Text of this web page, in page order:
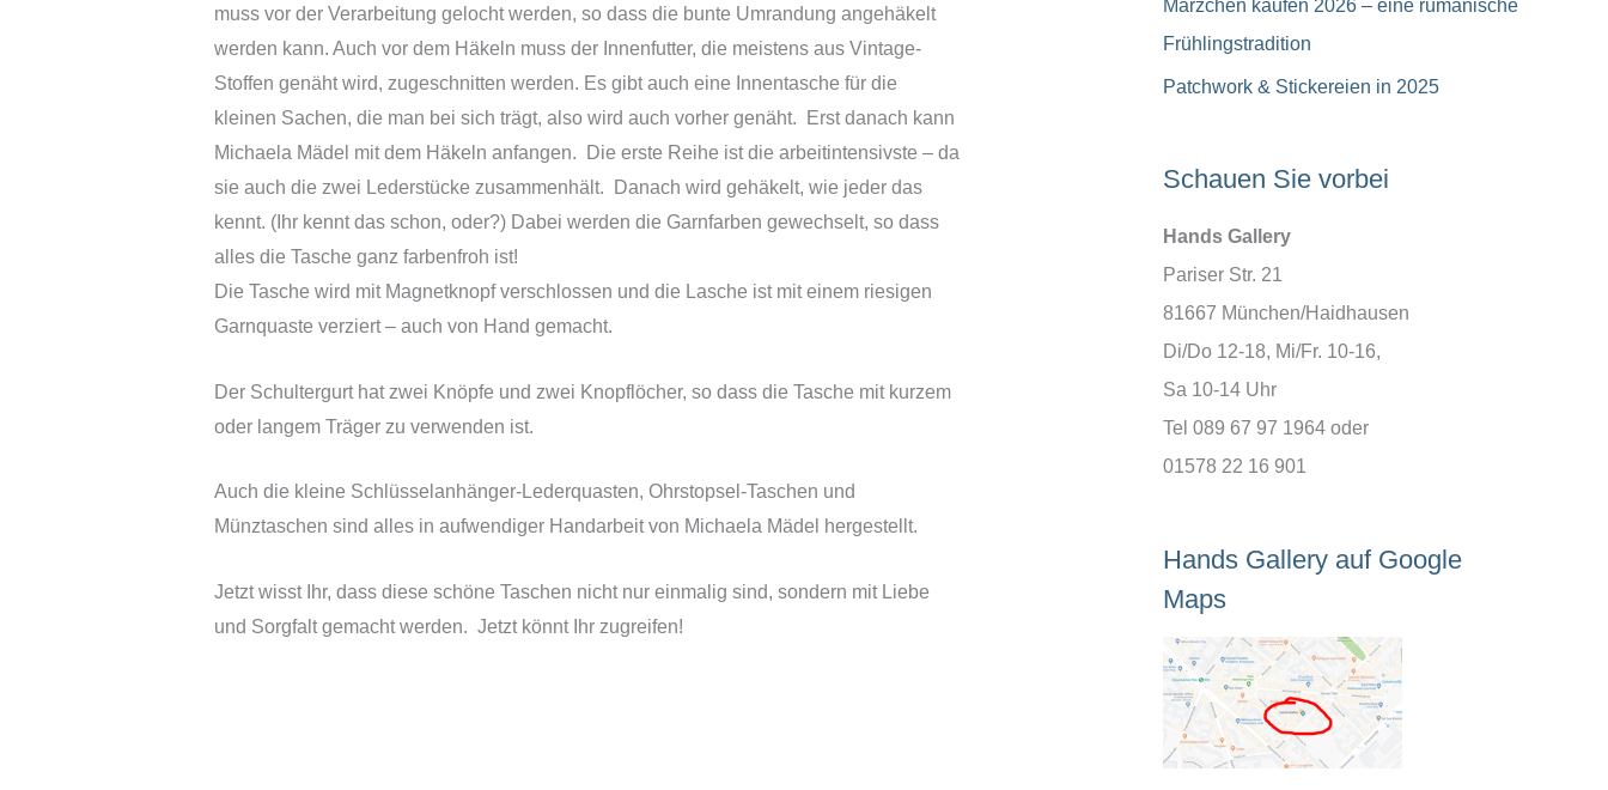
muss vor der Verarbeitung gelocht werden, so dass die bunte Umrandung angehäkelt
werden kann. Auch vor dem Häkeln muss der Innenfutter, die meistens aus Vintage-
Stoffen genäht wird, zugeschnitten werden. Es gibt auch eine Innentasche für die
kleinen Sachen, die man bei sich trägt, also wird auch vorher genäht. Erst danach kann
Michaela Mädel mit dem Häkeln anfangen. Die erste Reihe ist die arbeitintensivste – da
sie auch die zwei Lederstücke zusammenhält. Danach wird gehäkelt, wie jeder das
kennt. (Ihr kennt das schon, oder?) Dabei werden die Garnfarben gewechselt, so dass
alles die Tasche ganz farbenfroh ist!
Die Tasche wird mit Magnetknopf verschlossen und die Lasche ist mit einem riesigen
Garnquaste verziert – auch von Hand gemacht.
Der Schultergurt hat zwei Knöpfe und zwei Knopflöcher, so dass die Tasche mit kurzem
oder langem Träger zu verwenden ist.
Auch die kleine Schlüsselanhänger-Lederquasten, Ohrstopsel-Taschen und
Münztaschen sind alles in aufwendiger Handarbeit von Michaela Mädel hergestellt.
Jetzt wisst Ihr, dass diese schöne Taschen nicht nur einmalig sind, sondern mit Liebe
und Sorgfalt gemacht werden. Jetzt könnt Ihr zugreifen!
Märzchen kaufen 2026 – eine rümanische
Frühlingstradition
Patchwork & Stickereien in 2025
Schauen Sie vorbei
Hands Gallery
Pariser Str. 21
81667 München/Haidhausen
Di/Do 12-18, Mi/Fr. 10-16,
Sa 10-14 Uhr
Tel 089 67 97 1964 oder
01578 22 16 901
Hands Gallery auf Google
Maps